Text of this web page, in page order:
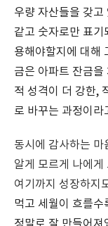
우량 자산들을 갖
같고 숫자로만 표
용해야할지에 대해
금은 아파트 잔금
적 성격이 더 강한,
로 바꾸는 과정이라
동시에 감사하는 마
알게 모르게 나에
여기까지 성장하지
먹고 세월이 흐를수